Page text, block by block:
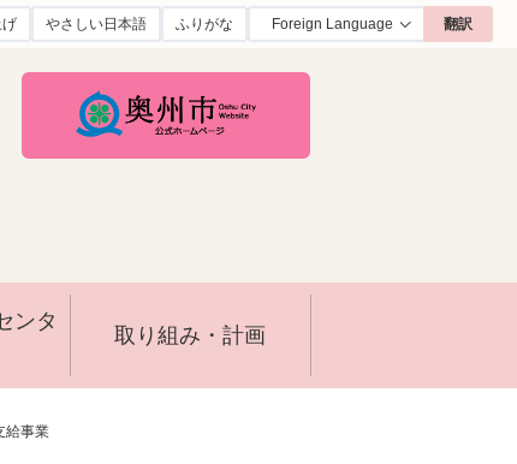
やさしい日本語 ふりがな 翻訳
ンタ
取り組み・計画
給事業